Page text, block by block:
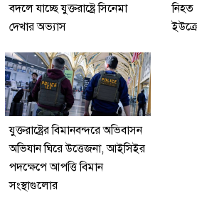
বদলে যাচ্ছে যুক্তরাষ্ট্রে সিনেমা
দেখার অভ্যাস
যুক্তরাষ্ট্রের বিমানবন্দরে অভিবাসন
অভিযান ঘিরে উত্তেজনা, আইসিইর
পদক্ষেপে আপত্তি বিমান
সংস্থাগুলোর